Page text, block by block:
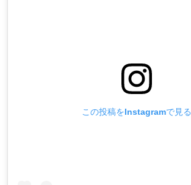
この投稿をInstagramで見る